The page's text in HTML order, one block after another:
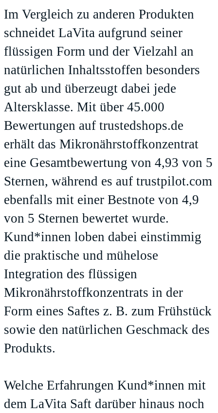
Im Vergleich zu anderen Produkten
schneidet LaVita aufgrund seiner
flüssigen Form und der Vielzahl an
natürlichen Inhaltsstoffen besonders
gut ab und überzeugt dabei jede
Altersklasse. Mit über 45.000
Bewertungen auf trustedshops.de
erhält das Mikronährstoffkonzentrat
eine Gesamtbewertung von 4,93 von 5
Sternen, während es auf trustpilot.com
ebenfalls mit einer Bestnote von 4,9
von 5 Sternen bewertet wurde.
Kund*innen loben dabei einstimmig
die praktische und mühelose
Integration des flüssigen
Mikronährstoffkonzentrats in der
Form eines Saftes z. B. zum Frühstück
sowie den natürlichen Geschmack des
Produkts.
Welche Erfahrungen Kund*innen mit
dem LaVita Saft darüber hinaus noch